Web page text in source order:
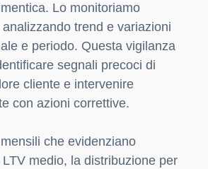
Lo monitoriamo
trend e variazioni
e periodo. Questa vigilanza
segnali precoci di
cliente e intervenire
con azioni correttive.
che evidenziano
LTV medio, la distribuzione per